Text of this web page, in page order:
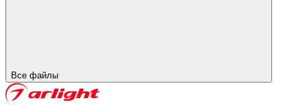
Все файлы